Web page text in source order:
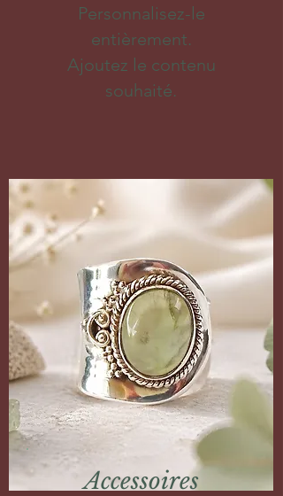
Personnalisez-le
entièrement.
Ajoutez le contenu
souhaité.
Accessoires